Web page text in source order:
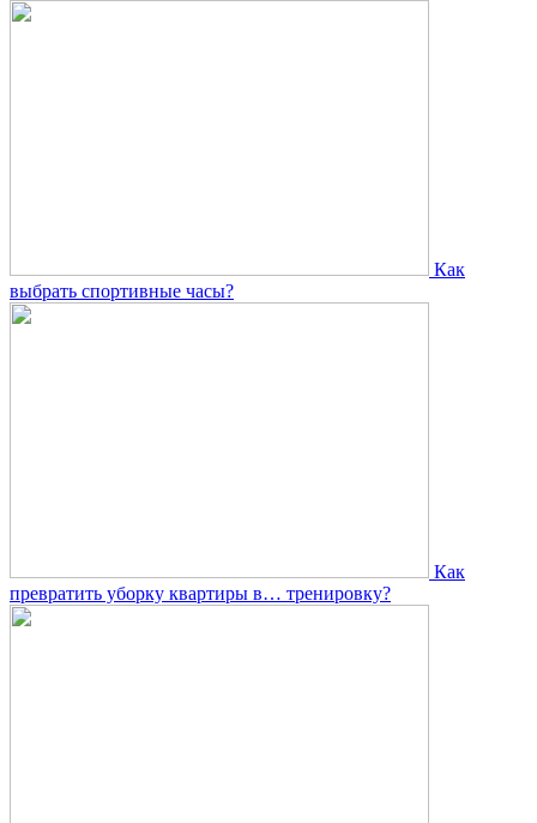
Как
выбрать спортивные часы?
Как
превратить уборку квартиры в… тренировку?